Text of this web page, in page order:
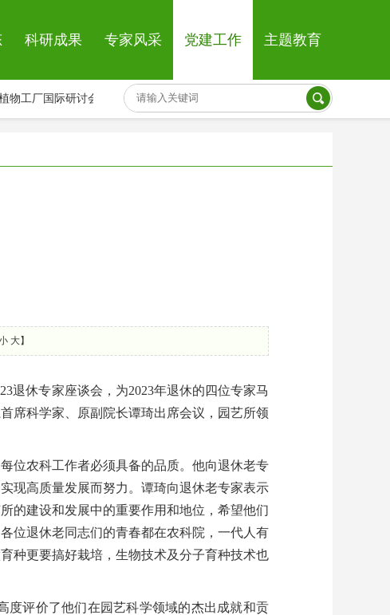
科研成果 专家风采 党建工作 主题教育
03-16
工厂国际研讨会注册表 2007年岗位聘任各类申报表
大】
退休专家座谈会，为2023年退休的四位专家马
席科学家、原副院长谭琦出席会议，园艺所领
位农科工作者必须具备的品质。他向退休老专
现高质量发展而努力。谭琦向退休老专家表示
的建设和发展中的重要作用和地位，希望他们
位退休老同志们的青春都在农科院，一代人有
种更要搞好栽培，生物技术及分子育种技术也
度评价了他们在园艺科学领域的杰出成就和贡